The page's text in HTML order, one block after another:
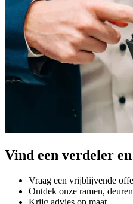
Vind een verdeler
Vraag een vrijblijvende
Ontdek onze ramen,
Krijg advies op maat